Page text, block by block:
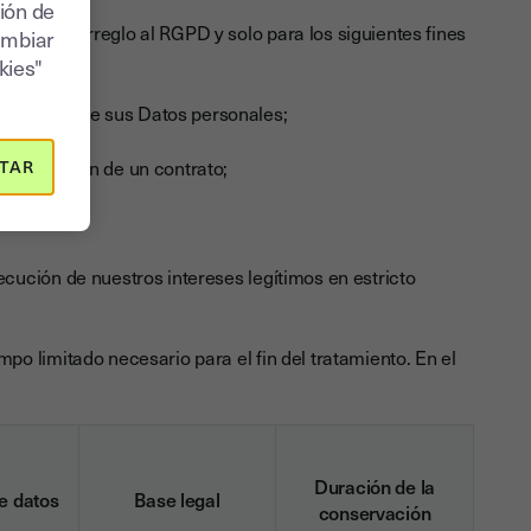
con arreglo al RGPD y solo para los siguientes fines
de sus Datos personales;
de un contrato;
de nuestros intereses legítimos en estricto
limitado necesario para el fin del tratamiento. En el
datos Base legal
Duración de la
conservación
de